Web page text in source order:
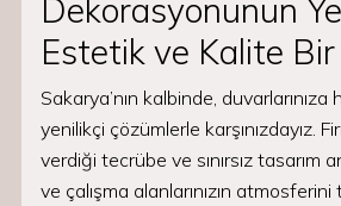
Dekorasyonunun
Estetik ve Kalite
Sakarya’nın kalbinde,
yenilikçi çözümlerle karşınızdayız.
verdiği tecrübe ve sınırsız tasarım
ve çalışma alanlarınızın